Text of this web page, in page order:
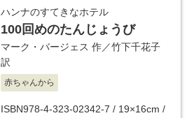
ハンナのすてきなホテル
100回めのたんじょうび
マーク・バージェス 作／竹下千花子
訳
赤ちゃんから
ISBN978-4-323-02342-7 / 19×16cm /